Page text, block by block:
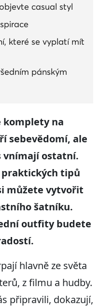
casual styl
které se vyplatí mít
pánským
komplety na
sebevědomí, ale
vnímají ostatní.
praktických tipů
můžete vytvořit
šatníku.
outfity budete
hlavně ze světa
z filmu a hudby.
připravili, dokazují,